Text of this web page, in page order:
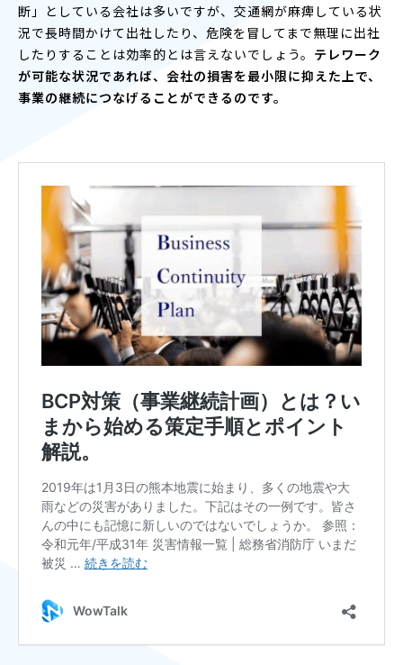
断」としている会社は多いですが、交通網が麻痺している状
況で長時間かけて出社したり、危険を冒してまで無理に出社
したりすることは効率的とは言えないでしょう。 テレワーク
が可能な状況であれば、会社の損害を最小限に抑えた上で、
事業の継続につなげることができるのです。